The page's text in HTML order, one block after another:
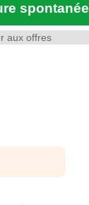
aux offres
spontanée